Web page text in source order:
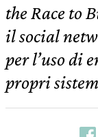
the Race to
il social
per l’uso di
propri